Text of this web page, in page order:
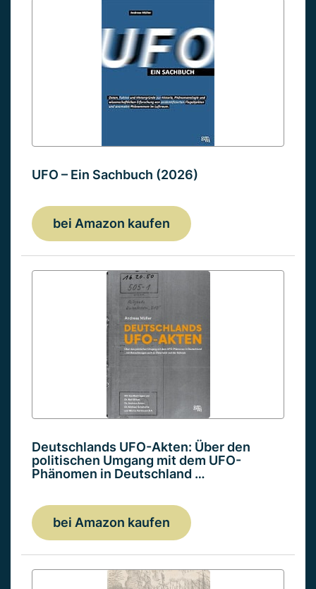
UFO – Ein Sachbuch (2026)
bei Amazon kaufen
Deutschlands UFO-Akten: Über den
politischen Umgang mit dem UFO-
Phänomen in Deutschland …
bei Amazon kaufen